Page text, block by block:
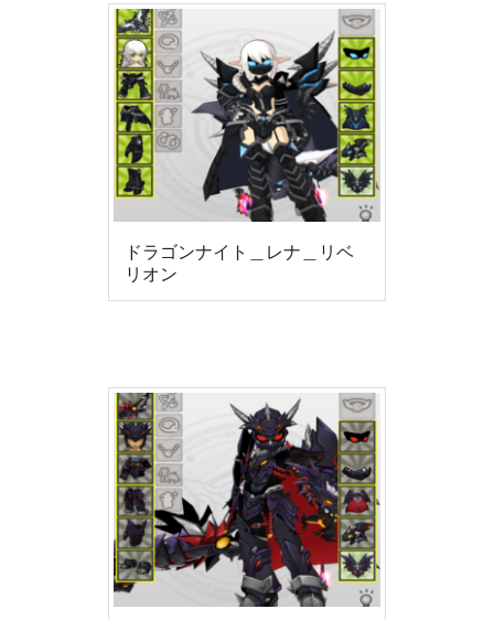
ドラゴンナイト＿レナ＿リベ
リオン